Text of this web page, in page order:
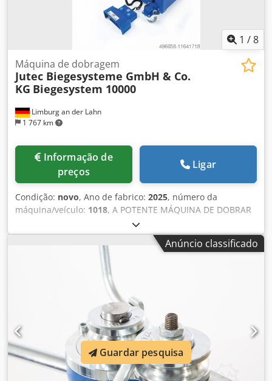
1 /8
Limburg an der Lahn
1 767 km
Máquina de dobragem
Jutec Biegesysteme GmbH & Co.
KG Biegesystem 10000
preços
Ligar
Condição: novo, Ano de fabrico: 2025, número da
máquina/veículo: 1018, A POTENTE MÁQUINA DE DOBRAR
PARA APLICAÇÕES EXTREMAS: A máquina de dobrar
compacta permite uma dobragem precisa e repetível até
um diâmetro exterior de 100 mm, de forma estacionária e
diretamente no local de montagem. Pode ser transportada
com um porta-paletes ou com os rodízios opcionais. Um
potente motor trifásico e uma caixa de velocidades de
precisão garantem um acionamento potente. A máquina
impressiona pelo seu design compacto e fino, bem como
pela gama de dobragem muito livre. A precisão de
dobragem ideal é alcançada graças à deteção de posição
diretamente no eixo de dobragem. O ângulo de curvatura
é definido de forma rápida e simples através de uma
interface de utilizador cómoda, guiada por menus em 14
Anúncio classificado
Guardar pesquisa